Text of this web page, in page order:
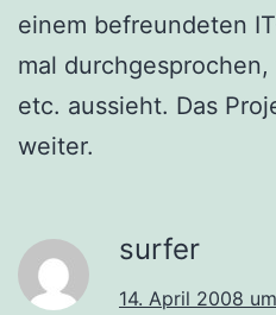
einem befreundeten
mal
etc. aussieht. Das
weiter.
surfer
14. April 2008